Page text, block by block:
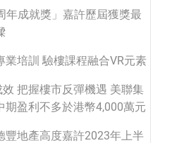
年成就獎」嘉許歷屆獲獎最
業培訓 驗樓課程融合VR元素
效 把握樓市反彈機遇 美聯集
期盈利不多於港幣4,000萬元
豐地產高度嘉許2023年上半